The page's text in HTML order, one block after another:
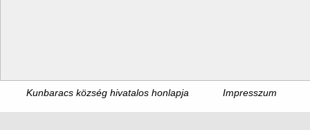
Kunbaracs község hivatalos honlapja Impresszum